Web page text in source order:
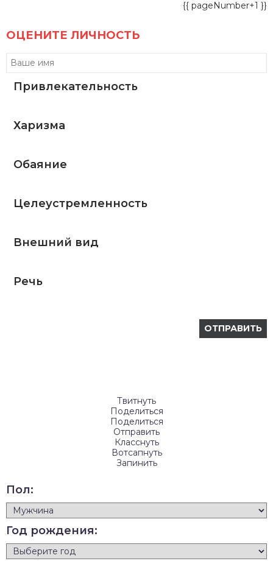
{{ pageNumber+1 }}
ОЦЕНИТЕ ЛИЧНОСТЬ
Привлекательность
Харизма
Обаяние
Целеустремленность
Внешний вид
Речь
Твитнуть
Поделиться
Поделиться
Отправить
Класснуть
Вотсапнуть
Запинить
Пол:
Год рождения: